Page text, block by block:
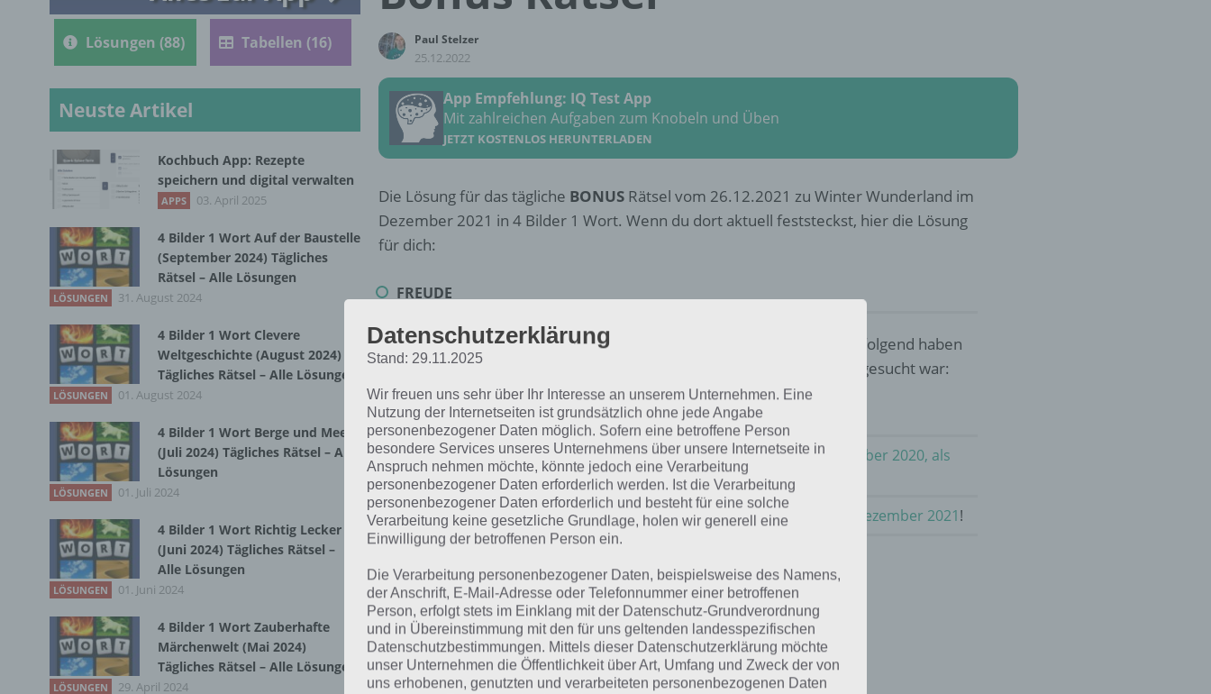
Paul Stelzer
25.12.2022
App Empfehlung: IQ Test App
Mit zahlreichen Aufgaben zum Knobeln und Üben
JETZT KOSTENLOS HERUNTERLADEN
Die Lösung für das tägliche BONUS Rätsel vom 26.12.2021 zu Winter Wunderland im
Dezember 2021 in 4 Bilder 1 Wort. Wenn du dort aktuell feststeckst, hier die Lösung
für dich:
FREUDE
Bei dieser Lösung handelt es sich um das tägliche Bonus Rätsel. Nachfolgend haben
wir noch die Links beispielsweise zum täglichen Rätsel und was 2020 gesucht war:
Tägliches Rätsel:Zur Lösung vom 26.12.2021
Rätsel aus dem Jahr 2020:Schau mal, was vor einem Jahr, im Dezember 2020, als
Lösung gesucht war
Zur Übersicht:4 Bilder 1 Wort Lösungen zu Winter Wunderland im Dezember 2021!
Lösungen (88) Tabellen (16)
Neuste Artikel
Kochbuch App: Rezepte
speichern und digital verwalten
APPS 03. April 2025
4 Bilder 1 Wort Auf der Baustelle
(September 2024) Tägliches
Rätsel – Alle Lösungen
LÖSUNGEN 31. August 2024
4 Bilder 1 Wort Clevere
Weltgeschichte (August 2024)
Tägliches Rätsel – Alle Lösungen
LÖSUNGEN 01. August 2024
4 Bilder 1 Wort Berge und Meer
(Juli 2024) Tägliches Rätsel – Alle
Lösungen
LÖSUNGEN 01. Juli 2024
4 Bilder 1 Wort Richtig Lecker
(Juni 2024) Tägliches Rätsel –
Alle Lösungen
LÖSUNGEN 01. Juni 2024
4 Bilder 1 Wort Zauberhafte
Märchenwelt (Mai 2024)
Tägliches Rätsel – Alle Lösungen
LÖSUNGEN 29. April 2024
Datenschutzerklärung
Stand: 29.11.2025
Wir freuen uns sehr über Ihr Interesse an unserem Unternehmen. Eine
Nutzung der Internetseiten ist grundsätzlich ohne jede Angabe
personenbezogener Daten möglich. Sofern eine betroffene Person
besondere Services unseres Unternehmens über unsere Internetseite in
Anspruch nehmen möchte, könnte jedoch eine Verarbeitung
personenbezogener Daten erforderlich werden. Ist die Verarbeitung
personenbezogener Daten erforderlich und besteht für eine solche
Verarbeitung keine gesetzliche Grundlage, holen wir generell eine
Einwilligung der betroffenen Person ein.
Die Verarbeitung personenbezogener Daten, beispielsweise des Namens,
der Anschrift, E-Mail-Adresse oder Telefonnummer einer betroffenen
Person, erfolgt stets im Einklang mit der Datenschutz-Grundverordnung
und in Übereinstimmung mit den für uns geltenden landesspezifischen
Datenschutzbestimmungen. Mittels dieser Datenschutzerklärung möchte
unser Unternehmen die Öffentlichkeit über Art, Umfang und Zweck der von
uns erhobenen, genutzten und verarbeiteten personenbezogenen Daten